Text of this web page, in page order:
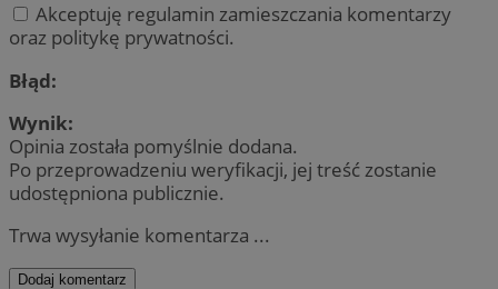
Akceptuję regulamin zamieszczania komentarzy
oraz politykę prywatności.
Błąd:
Wynik:
Opinia została pomyślnie dodana.
Po przeprowadzeniu weryfikacji, jej treść zostanie
udostępniona publicznie.
Trwa wysyłanie komentarza ...
Dodaj komentarz